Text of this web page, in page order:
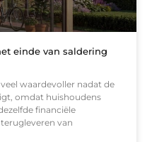
einde van saldering
waardevoller nadat de
omdat huishoudens
financiële
van